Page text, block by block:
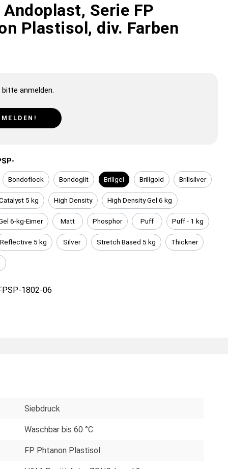
Serie FP
Plastisol, div. Farben
bitte anmelden.
Bondoflock Bondoglit Brillgel Brillgold Brillsilver
5 kg High Density High Density Gel 6 kg
6-kg-Eimer Matt Phosphor Puff Puff - 1 kg
Reflective 5 kg Silver Stretch Based 5 kg Thickner
1802-06
Siebdruck
Waschbar bis 60 °C
FP Phtanon Plastisol